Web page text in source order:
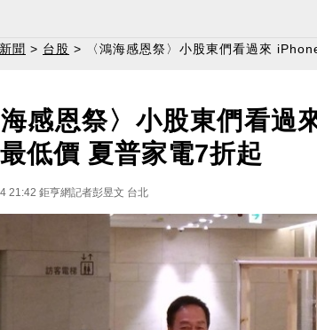
聞 > 台股 > 〈鴻海感恩祭〉小股東們看過來
海感恩祭〉小股東們看
低價 夏普家電7折起
21:42 鉅亨網記者彭昱文 台北